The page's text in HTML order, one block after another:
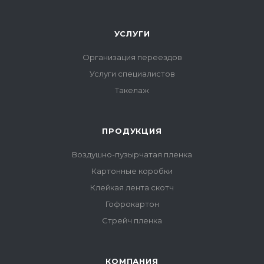
УСЛУГИ
Организация переездов
Услуги специалистов
Такелаж
ПРОДУКЦИЯ
Воздушно-пузырчатая пленка
Картонные коробки
Клейкая лента скотч
Гофрокартон
Стрейч пленка
КОМПАНИЯ